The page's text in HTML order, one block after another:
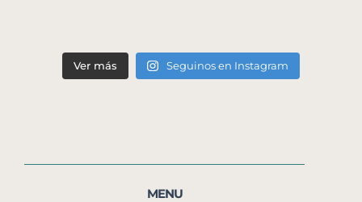
Ver más Seguinos en Instagram
MENU